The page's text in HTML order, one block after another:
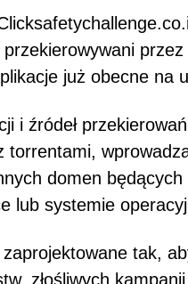
już obecne na
i źródeł
domen
lub systemie
tak,
złośliwych